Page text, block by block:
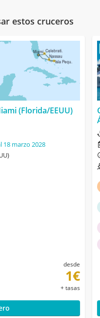
estos cruceros
(Florida/EEUU)
18 marzo 2028
desde
1€
+ tasas